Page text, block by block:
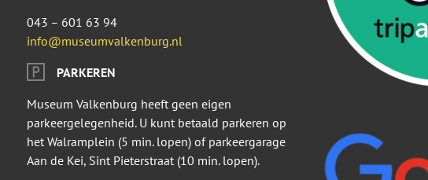
043 – 601 63 94
info@museumvalkenburg.nl
PARKEREN
Museum Valkenburg heeft geen eigen
parkeergelegenheid. U kunt betaald parkeren op
het Walramplein (5 min. lopen) of parkeergarage
Aan de Kei, Sint Pieterstraat (10 min. lopen).